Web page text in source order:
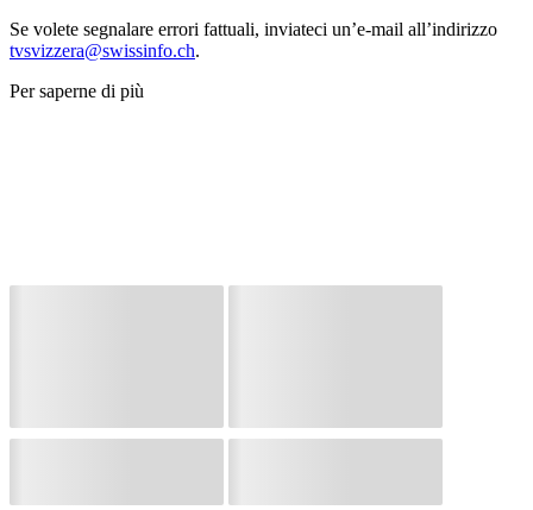
Se volete segnalare errori fattuali, inviateci un’e-mail all’indirizzo
tvsvizzera@swissinfo.ch.
Per saperne di più